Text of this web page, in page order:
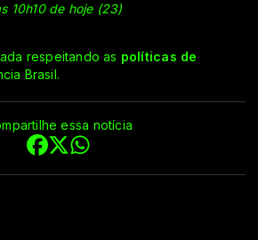
10h10 de hoje (23)
respeitando as políticas de
Brasil.
essa notícia